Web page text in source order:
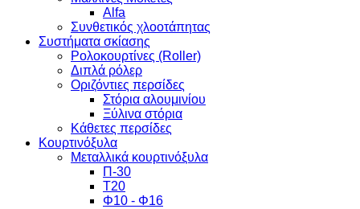
Alfa
Συνθετικός χλοοτάπητας
Συστήματα σκίασης
Ρολοκουρτίνες (Roller)
Διπλά ρόλερ
Οριζόντιες περσίδες
Στόρια αλουμινίου
Ξύλινα στόρια
Κάθετες περσίδες
Κουρτινόξυλα
Μεταλλικά κουρτινόξυλα
Π-30
Τ20
Φ10 - Φ16